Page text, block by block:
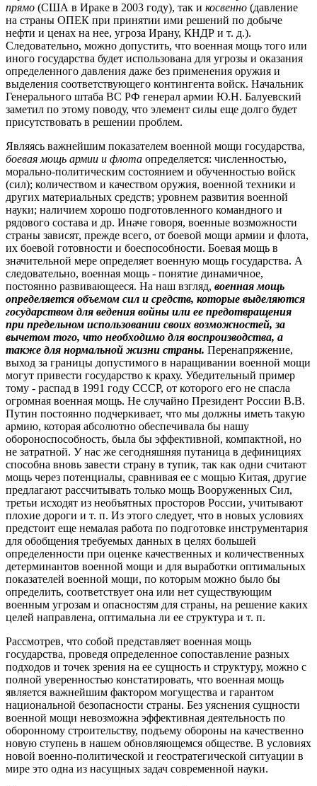
прямо (США в Ираке в 2003 году), так и косвенно (давление
на страны ОПЕК при принятии ими решений по добыче
нефти и ценах на нее, угроза Ирану, КНДР и т. д.).
Следовательно, можно допустить, что военная мощь того или
иного государства будет использована для угрозы и оказания
определенного давления даже без применения оружия и
выделения соответствующего контингента войск. Начальник
Генерального штаба ВС РФ генерал армии Ю.Н. Балуевский
заметил по этому поводу, что элемент силы еще долго будет
присутствовать в решении проблем.
Являясь важнейшим показателем военной мощи государства,
боевая мощь армии и флота определяется: численностью,
морально-политическим состоянием и обученностью войск
(сил); количеством и качеством оружия, военной техники и
других материальных средств; уровнем развития военной
науки; наличием хорошо подготовленного командного и
рядового состава и др. Иначе говоря, военные возможности
страны зависят, прежде всего, от боевой мощи армии и флота,
их боевой готовности и боеспособности. Боевая мощь в
значительной мере определяет военную мощь государства. А
следовательно, военная мощь - понятие динамичное,
постоянно развивающееся. На наш взгляд, военная мощь
определяется объемом сил и средств, которые выделяются
государством для ведения войны или ее предотвращения
при предельном использовании своих возможностей, за
вычетом того, что необходимо для воспроизводства, а
также для нормальной жизни страны. Перенапряжение,
выход за границы допустимого в наращивании военной мощи
могут привести государство к краху. Убедительный пример
тому - распад в 1991 году СССР, от которого его не спасла
огромная военная мощь. Не случайно Президент России В.В.
Путин постоянно подчеркивает, что мы должны иметь такую
армию, которая абсолютно обеспечивала бы нашу
обороноспособность, была бы эффективной, компактной, но
не затратной. У нас же сегодняшняя путаница в дефинициях
способна вновь завести страну в тупик, так как одни считают
мощь через потенциалы, сравнивая ее с мощью Китая, другие
предлагают рассчитывать только мощь Вооруженных Сил,
третьи исходят из необъятных просторов России, учитывают
плохие дороги и т. п. Из этого следует, что в новых условиях
предстоит еще немалая работа по подготовке инструментария
для обобщения требуемых данных в целях большей
определенности при оценке качественных и количественных
детерминантов военной мощи и для выработки оптимальных
показателей военной мощи, по которым можно было бы
определить, соответствует она или нет существующим
военным угрозам и опасностям для страны, на решение каких
целей направлена, оптимальна ли ее структура и т. п.
Рассмотрев, что собой представляет военная мощь
государства, проведя определенное сопоставление разных
подходов и точек зрения на ее сущность и структуру, можно с
полной уверенностью констатировать, что военная мощь
является важнейшим фактором могущества и гарантом
национальной безопасности страны. Без уяснения сущности
военной мощи невозможна эффективная деятельность по
оборонному строительству, подъему обороны на качественно
новую ступень в нашем обновляющемся обществе. В условиях
новой военно-политической и геостратегической ситуации в
мире это одна из насущных задач современной науки.